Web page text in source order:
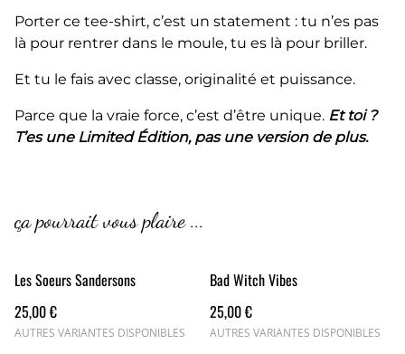
Porter ce tee-shirt, c’est un statement : tu n’es pas
là pour rentrer dans le moule, tu es là pour briller.
Et tu le fais avec classe, originalité et puissance.
Parce que la vraie force, c’est d’être unique. Et toi ?
T’es une Limited Édition, pas une version de plus.
ça pourrait vous plaire ...
Les Soeurs Sandersons
25,00 €
AUTRES VARIANTES DISPONIBLES
Bad Witch Vibes
25,00 €
AUTRES VARIANTES DISPONIBLES